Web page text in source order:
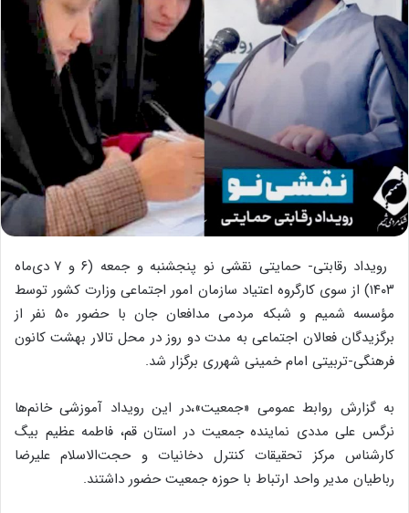
رویداد رقابتی- حمایتی نقشی نو پنجشنبه و جمعه (۶ و ۷ دی‌ماه
۱۴۰۳) از سوی کارگروه اعتیاد سازمان امور اجتماعی وزارت کشور توسط
مؤسسه شمیم و شبکه مردمی مدافعان جان با حضور ۵۰ نفر از
برگزیدگان فعالان اجتماعی به مدت دو روز در محل تالار بهشت کانون
فرهنگی-تربیتی امام خمینی شهرری برگزار شد.
به گزارش روابط عمومی «جمعیت»،در این رویداد آموزشی خانم‌ها
نرگس علی مددی نماینده جمعیت در استان قم، فاطمه عظیم بیگ
کارشناس مرکز تحقیقات کنترل دخانیات و حجت‌الاسلام علیرضا
رباطیان مدیر واحد ارتباط با حوزه جمعیت حضور داشتند.